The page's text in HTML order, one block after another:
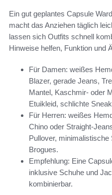
Ein gut geplantes Capsule
macht das Anziehen täglich
lassen sich Outfits schnell
Hinweise helfen, Funktion und
Für Damen: weißes
Blazer, gerade Jeans,
Mantel, Kaschmir- oder
Etuikleid, schlichte
Für Herren: weißes
Chino oder Straight-
Pullover,
Brogues.
Empfehlung: Eine
inklusive Schuhe und
kombinierbar.